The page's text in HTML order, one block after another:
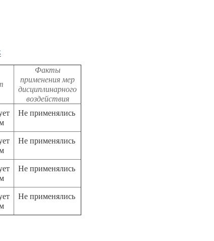
Факты
применения мер
дисциплинарного
воздействия
Не применялись
Не применялись
Не применялись
Не применялись